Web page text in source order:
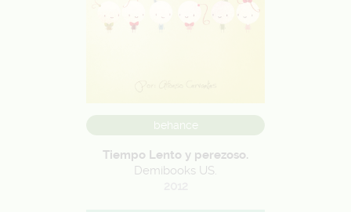
behance
Tiempo Lento y perezoso.
Demibooks US.